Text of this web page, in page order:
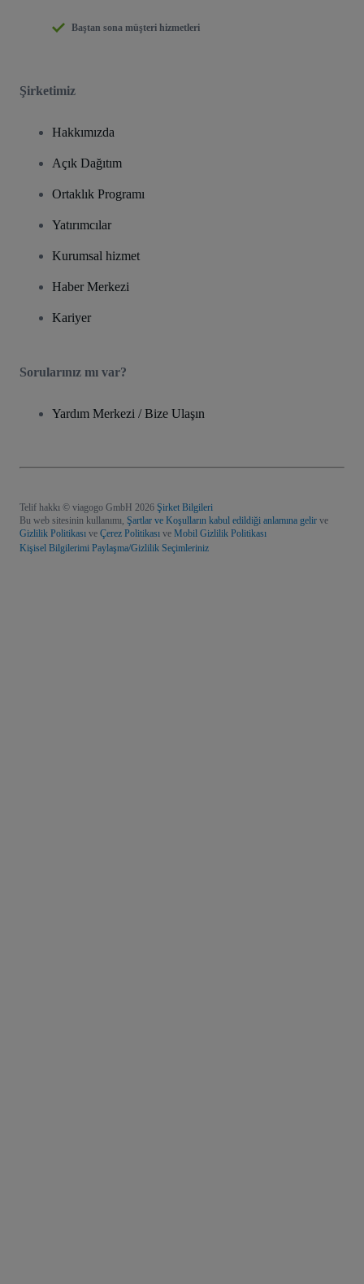
Baştan sona müşteri hizmetleri
Şirketimiz
Hakkımızda
Açık Dağıtım
Ortaklık Programı
Yatırımcılar
Kurumsal hizmet
Haber Merkezi
Kariyer
Sorularınız mı var?
Yardım Merkezi / Bize Ulaşın
Telif hakkı © viagogo GmbH 2026 Şirket Bilgileri
Bu web sitesinin kullanımı, Şartlar ve Koşulların kabul edildiği anlamına gelir ve
Gizlilik Politikası ve Çerez Politikası ve Mobil Gizlilik Politikası
Kişisel Bilgilerimi Paylaşma/Gizlilik Seçimleriniz